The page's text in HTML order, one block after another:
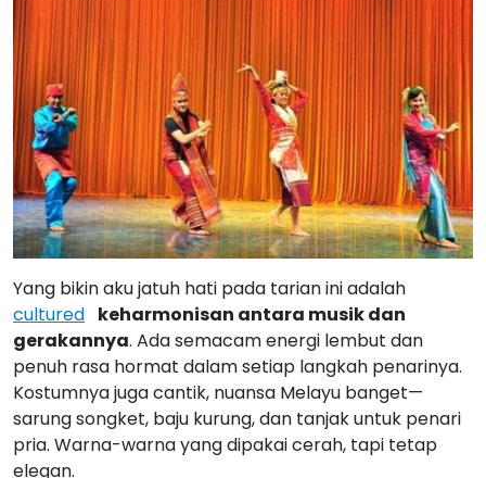
Yang bikin aku jatuh hati pada tarian ini adalah
cultured keharmonisan antara musik dan
gerakannya. Ada semacam energi lembut dan
penuh rasa hormat dalam setiap langkah penarinya.
Kostumnya juga cantik, nuansa Melayu banget—
sarung songket, baju kurung, dan tanjak untuk penari
pria. Warna-warna yang dipakai cerah, tapi tetap
elegan.